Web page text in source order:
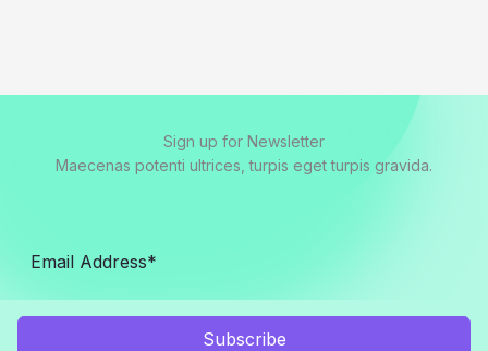
Sign up for Newsletter
Maecenas potenti ultrices, turpis eget turpis gravida.
Subscribe